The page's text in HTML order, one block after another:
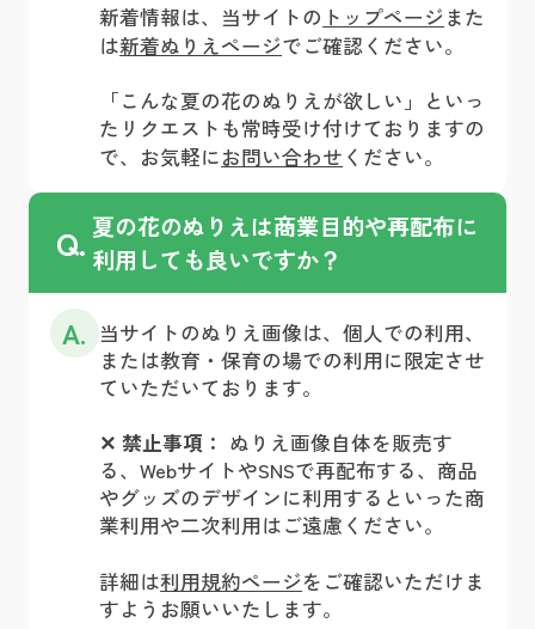
新着情報は、当サイトの トップページ また
は新着ぬりえページでご確認ください。
「こんな夏の花のぬりえが欲しい」といっ
たリクエストも常時受け付けておりますの
で、お気軽にお問い合わせ ください。
Q. 夏の花のぬりえは商業目的や再配布に
利用しても良いですか？
A. 当サイトのぬりえ画像は、個人での利用、
または教育・保育の場での利用に限定させ
ていただいております。
✕ 禁止事項： ぬりえ画像自体を販売す
る、WebサイトやSNSで再配布する、商品
やグッズのデザインに利用するといった商
業利用や二次利用はご遠慮ください。
詳細は利用規約ページをご確認いただけま
すようお願いいたします。